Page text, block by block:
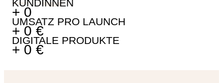
KUNDINNEN
+ 0
UMSATZ PRO LAUNCH
+ 0 €
DIGITALE PRODUKTE
+ 0 €